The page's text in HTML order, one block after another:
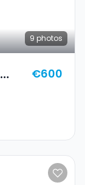
9 photos
€600